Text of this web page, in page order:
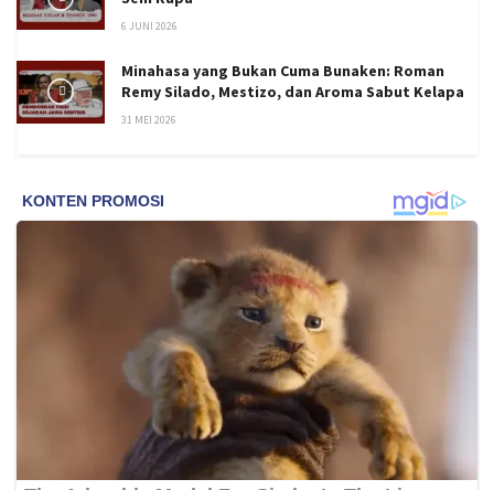
6 JUNI 2026
Minahasa yang Bukan Cuma Bunaken: Roman
Remy Silado, Mestizo, dan Aroma Sabut Kelapa
31 MEI 2026